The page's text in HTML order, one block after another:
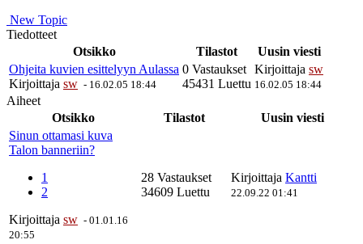
New Topic
Tiedotteet
Otsikko
Tilastot
Uusin viesti
Ohjeita kuvien esittelyyn Aulassa
Kirjoittaja sw - 16.02.05 18:44
0 Vastaukset
45431 Luettu
Kirjoittaja sw
16.02.05 18:44
Aiheet
Otsikko
Tilastot
Uusin viesti
Sinun ottamasi kuva
Talon banneriin?
1
2
Kirjoittaja sw - 01.01.16
20:55
28 Vastaukset
34609 Luettu
Kirjoittaja Kantti
22.09.22 01:41